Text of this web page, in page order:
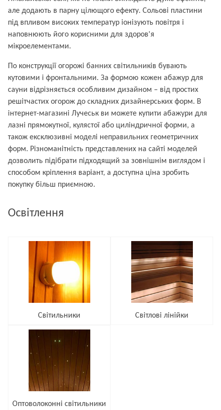
але додають в парну цілющого ефекту. Сольові пластини
під впливом високих температур іонізують повітря і
наповнюють його корисними для здоров'я
мікроелементами.
По конструкції огорожі банних світильників бувають
кутовими і фронтальними. За формою кожен абажур для
сауни відрізняється особливим дизайном – від простих
решітчастих огорож до складних дизайнерських форм. В
інтернет-магазині Лучеськ ви можете купити абажури для
лазні прямокутної, кулястої або циліндричної форми, а
також ексклюзивні моделі неправильних геометричних
форм. Різноманітність представлених на сайті моделей
дозволить підібрати підходящий за зовнішнім виглядом і
способом кріплення варіант, а доступна ціна зробить
покупку більш приємною.
Освітлення
Світильники Світлові лінійки
Оптоволоконні світильники